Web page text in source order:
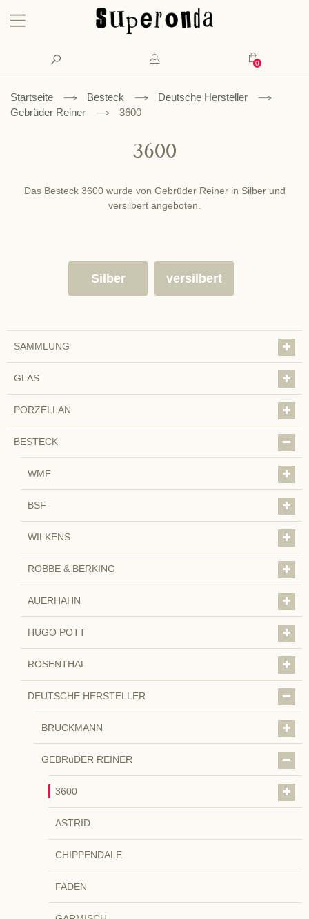
Konto
Mein
Suche
Startseite Besteck
Deutsche Hersteller
Gebrüder Reiner
3600
3600
Das Besteck 3600 wurde von Gebrüder Reiner in Silber und
versilbert angeboten.
Silber versilbert
SAMMLUNG
GLAS
PORZELLAN
BESTECK
WMF
BSF
WILKENS
ROBBE & BERKING
AUERHAHN
HUGO POTT
ROSENTHAL
DEUTSCHE HERSTELLER
BRUCKMANN
GEBRüDER REINER
3600
ASTRID
CHIPPENDALE
FADEN